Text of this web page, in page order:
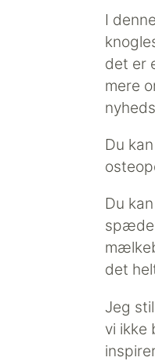
I
det er
mere
Du
Du
spæde
det
Jeg
vi ikke